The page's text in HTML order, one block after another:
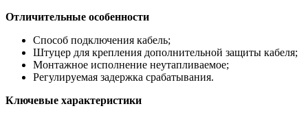
Отличительные особенности
Способ подключения кабель;
Штуцер для крепления дополнительной защиты кабеля;
Монтажное исполнение неутапливаемое;
Регулируемая задержка срабатывания.
Ключевые характеристики